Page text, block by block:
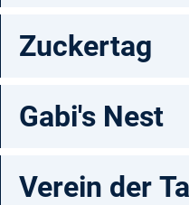
Zuckertag
Gabi's Nest
Verein der